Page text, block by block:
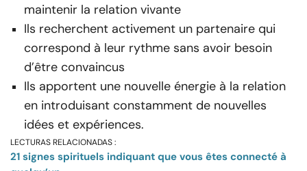
maintenir la relation vivante
Ils recherchent activement un partenaire qui
correspond à leur rythme sans avoir besoin
d’être convaincus
Ils apportent une nouvelle énergie à la relation
en introduisant constamment de nouvelles
idées et expériences.
LECTURAS RELACIONADAS :
21 signes spirituels indiquant que vous êtes connecté à